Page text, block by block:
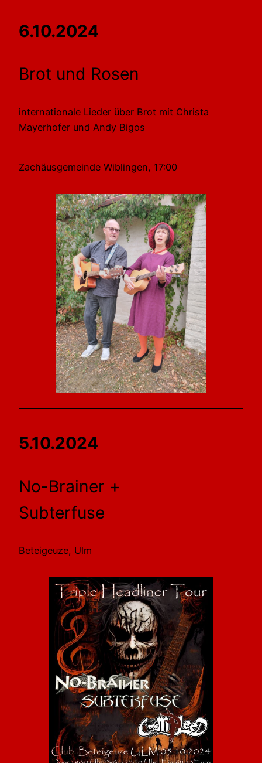
6.10.2024
Brot und Rosen
internationale Lieder über Brot mit Christa
Mayerhofer und Andy Bigos
Zachäusgemeinde Wiblingen, 17:00
5.10.2024
No-Brainer +
Subterfuse
Beteigeuze, Ulm